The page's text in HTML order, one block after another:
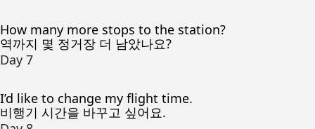
How many more stops to the station?
역까지 몇 정거장 더 남았나요?
Day 7
I’d like to change my flight time.
비행기 시간을 바꾸고 싶어요.